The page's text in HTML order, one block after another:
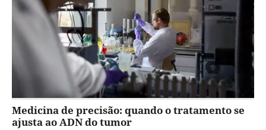
Medicina de precisão: quando o tratamento se
ajusta ao ADN do tumor